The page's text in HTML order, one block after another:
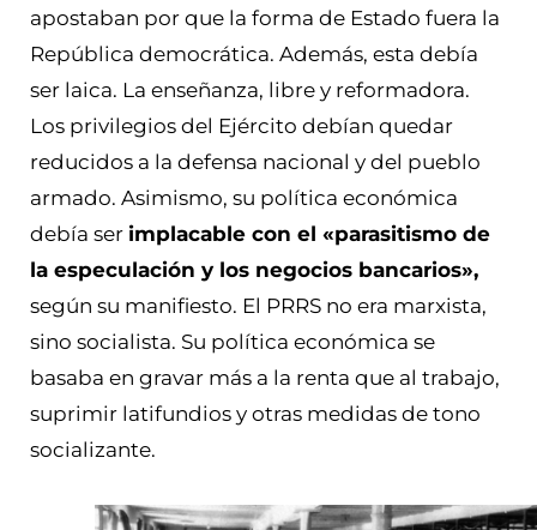
apostaban por que la forma de Estado fuera la
República democrática. Además, esta debía
ser laica. La enseñanza, libre y reformadora.
Los privilegios del Ejército debían quedar
reducidos a la defensa nacional y del pueblo
armado. Asimismo, su política económica
debía ser implacable con el «parasitismo de
la especulación y los negocios bancarios»,
según su manifiesto. El PRRS no era marxista,
sino socialista. Su política económica se
basaba en gravar más a la renta que al trabajo,
suprimir latifundios y otras medidas de tono
socializante.